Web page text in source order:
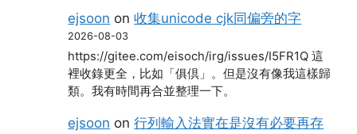
ejsoon on收集unicode cjk同偏旁的字
2026-08-03
https://gitee.com/eisoch/irg/issues/I5FR1Q 這
裡收錄更全，比如「俱倶」。但是沒有像我這樣歸
類。我有時間再合並整理一下。
ejsoon on行列輸入法實在是沒有必要再存